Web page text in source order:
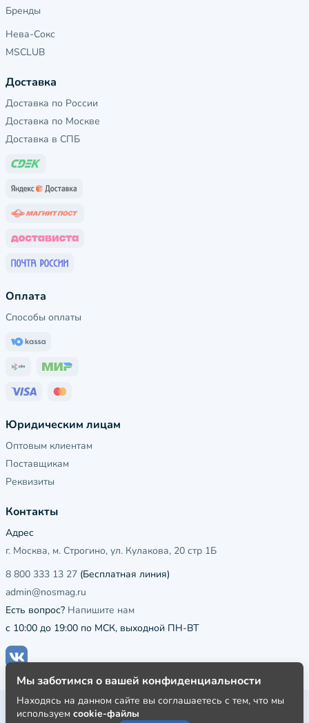
Бренды
Нева-Сокс
MSCLUB
Доставка
Доставка по России
Доставка по Москве
Доставка в СПБ
Оплата
Способы оплаты
Юридическим лицам
Оптовым клиентам
Поставщикам
Реквизиты
Контакты
Адрес
г. Москва, м. Строгино, ул. Кулакова, 20 стр 1Б
8 800 333 13 27 (Бесплатная линия)
admin@nosmag.ru
Есть вопрос? Напишите нам
с 10:00 до 19:00 по МСК, выходной ПН-ВТ
Публичная оферта
Мы заботимся о вашей конфиденциальности
Находясь на данном сайте вы соглашаетесь с тем, что мы
используем cookie-файлы